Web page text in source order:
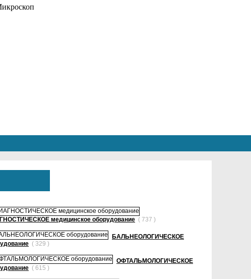
медицинское оборудование ( 737 )
БАЛЬНЕОЛОГИЧЕСКОЕ
( 329 )
ОФТАЛЬМОЛОГИЧЕСКОЕ
( 615 )